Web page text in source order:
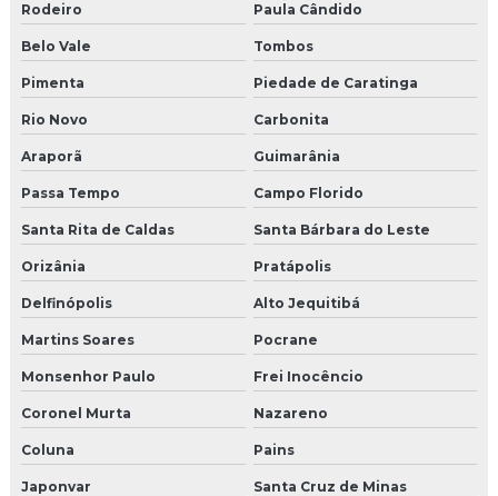
Rodeiro Paula Cândido
Belo Vale Tombos
Pimenta Piedade de Caratinga
Rio Novo Carbonita
Araporã Guimarânia
Passa Tempo Campo Florido
Santa Rita de Caldas Santa Bárbara do Leste
Orizânia Pratápolis
Delfinópolis Alto Jequitibá
Martins Soares Pocrane
Monsenhor Paulo Frei Inocêncio
Coronel Murta Nazareno
Coluna Pains
Japonvar Santa Cruz de Minas